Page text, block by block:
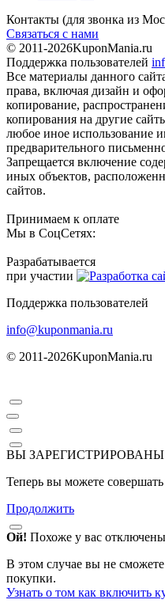
Контакты (для звонка из
Связаться с нами
© 2011-2026KuponMania.ru
Поддержка пользователей
Все материалы данного
права, включая дизайн и
копирование,
копирования на другие
любое иное использование
предварительного
Запрещается включение
иных объектов,
сайтов.
Принимаем к оплате
Мы в СоцСетях:
Разрабатывается
при участии
Поддержка пользователей
info@kuponmania.ru
© 2011-2026KuponMania.ru
ВЫ
Теперь вы можете
Продолжить
Ой! Похоже у вас
В этом случае вы не
покупки.
Узнать о том как включить